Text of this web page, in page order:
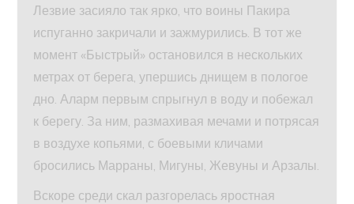
Лезвие засияло так ярко, что воины Пакира
испуганно закричали и зажмурились. В тот же
момент «Быстрый» остановился в нескольких
метрах от берега, упершись днищем в пологое
дно. Аларм первым спрыгнул в воду и побежал
к берегу. За ним, размахивая мечами и потрясая
в воздухе копьями, с боевыми кличами
бросились Марраны, Мигуны, Жевуны и Арзалы.
Вскоре среди скал разгорелась яростная